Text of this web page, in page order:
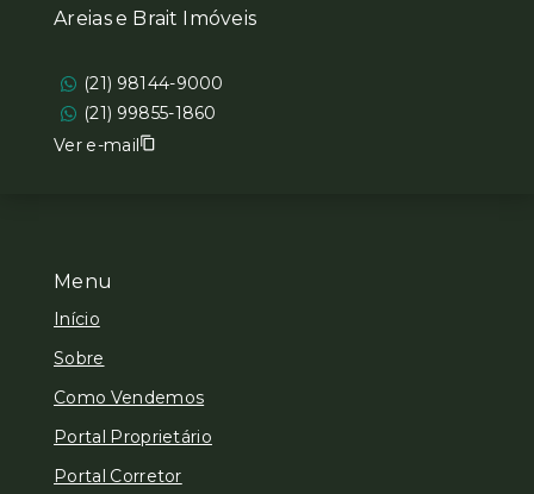
Menu
Início
Sobre
Como Vendemos
Portal Proprietário
Portal Corretor
Areias e Brait Imóveis
(21) 98144-9000
(21) 99855-1860
Ver e-mail